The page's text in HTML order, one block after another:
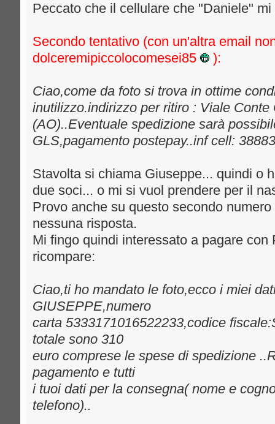
Peccato che il cellulare che "Daniele"
Secondo tentativo (con un'altra email
dolceremipiccolocomesei85
):
Ciao,come da foto si trova in ottime
inutilizzo.indirizzo per ritiro : Viale Conte
(AO)..Eventuale spedizione sarà
GLS,pagamento postepay..inf cell:
Stavolta si chiama Giuseppe... quindi o
due soci... o mi si vuol prendere per il
Provo anche su questo secondo
nessuna risposta.
Mi fingo quindi interessato a pagare
ricompare:
Ciao,ti ho mandato le foto,ecco i miei
GIUSEPPE,numero
carta 5333171016522233,codice
totale sono 310
euro comprese le spese di spedizione
pagamento e tutti
i tuoi dati per la consegna( nome e
telefono)..